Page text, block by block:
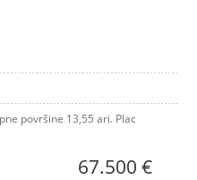
površine 13,55 ari. Plac
67.500 €